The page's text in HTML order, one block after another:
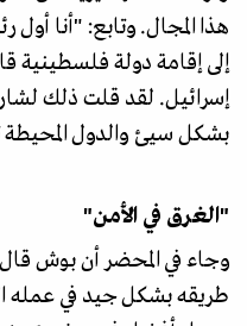
هذا المجال. وتابع: "أنا أول
إلى إقامة دولة فلسطينية
إسرائيل. لقد قلت ذلك
بشكل سيئ والدول
"الغرق في الأمن"
وجاء في المحضر أن بوش
طريقه بشكل جيد في عمله